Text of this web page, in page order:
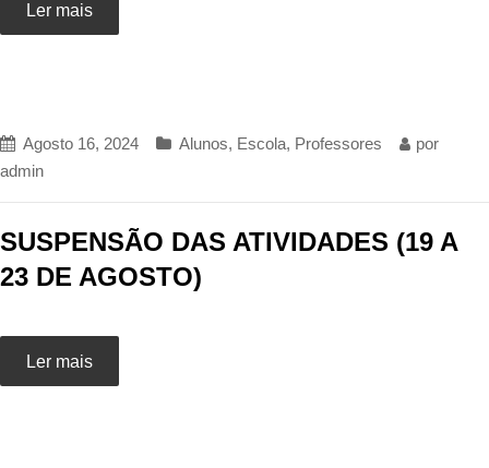
Ler mais
Agosto 16, 2024 Alunos, Escola, Professores
por
admin
SUSPENSÃO DAS ATIVIDADES (19 A
23 DE AGOSTO)
Ler mais